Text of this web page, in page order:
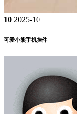
10 2025-10
可爱小熊手机挂件